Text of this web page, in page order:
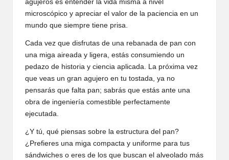
agujeros es entender la vida misma a nivel
microscópico y apreciar el valor de la paciencia en un
mundo que siempre tiene prisa.
Cada vez que disfrutas de una rebanada de pan con
una miga aireada y ligera, estás consumiendo un
pedazo de historia y ciencia aplicada. La próxima vez
que veas un gran agujero en tu tostada, ya no
pensarás que falta pan; sabrás que estás ante una
obra de ingeniería comestible perfectamente
ejecutada.
¿Y tú, qué piensas sobre la estructura del pan?
¿Prefieres una miga compacta y uniforme para tus
sándwiches o eres de los que buscan el alveolado más